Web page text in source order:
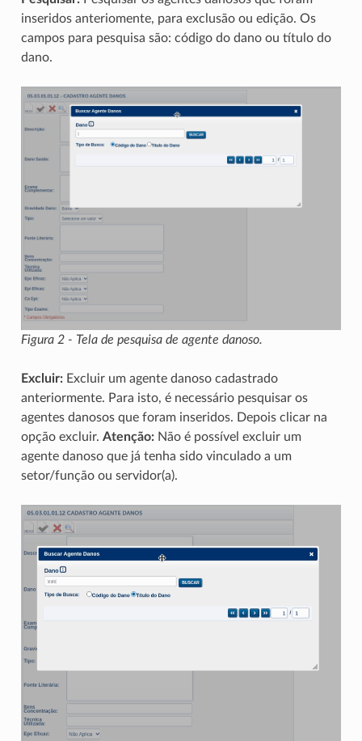
inseridos anteriomente, para exclusão ou edição. Os
campos para pesquisa são: código do dano ou título do
dano.
Figura 2 - Tela de pesquisa de agente danoso.
Excluir:Excluir um agente danoso cadastrado
anteriormente. Para isto, é necessário pesquisar os
agentes danosos que foram inseridos. Depois clicar na
opção excluir. Atenção:Não é possível excluir um
agente danoso que já tenha sido vinculado a um
setor/função ou servidor(a).